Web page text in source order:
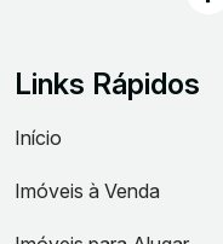
Links Rápidos
Início
Imóveis à Venda